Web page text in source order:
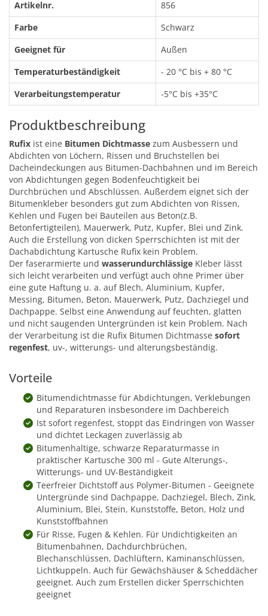
Artikelnr.
856
Farbe
Schwarz
Geeignet für
Außen
Temperaturbeständigkeit
- 20 °C bis + 80 °C
Verarbeitungstemperatur
-5°C bis +35°C
Produktbeschreibung
Rufix ist eine Bitumen Dichtmasse zum Ausbessern und
Abdichten von Löchern, Rissen und Bruchstellen bei
Dacheindeckungen aus Bitumen-Dachbahnen und im Bereich
von Abdichtungen gegen Bodenfeuchtigkeit bei
Durchbrüchen und Abschlüssen. Außerdem eignet sich der
Bitumenkleber besonders gut zum Abdichten von Rissen,
Kehlen und Fugen bei Bauteilen aus Beton(z.B.
Betonfertigteilen), Mauerwerk, Putz, Kupfer, Blei und Zink.
Auch die Erstellung von dicken Sperrschichten ist mit der
Dachabdichtung Kartusche Rufix kein Problem.
Der faserarmierte und wasserundurchlässige Kleber lässt
sich leicht verarbeiten und verfügt auch ohne Primer über
eine gute Haftung u. a. auf Blech, Aluminium, Kupfer,
Messing, Bitumen, Beton, Mauerwerk, Putz, Dachziegel und
Dachpappe. Selbst eine Anwendung auf feuchten, glatten
und nicht saugenden Untergründen ist kein Problem. Nach
der Verarbeitung ist die Rufix Bitumen Dichtmasse sofort
regenfest, uv-, witterungs- und alterungsbeständig.
Vorteile
Bitumendichtmasse für Abdichtungen, Verklebungen
und Reparaturen insbesondere im Dachbereich
Ist sofort regenfest, stoppt das Eindringen von Wasser
und dichtet Leckagen zuverlässig ab
Bitumenhaltige, schwarze Reparaturmasse in
praktischer Kartusche 300 ml - Gute Alterungs-,
Witterungs- und UV-Beständigkeit
Teerfreier Dichtstoff aus Polymer-Bitumen - Geeignete
Untergründe sind Dachpappe, Dachziegel, Blech, Zink,
Aluminium, Blei, Stein, Kunststoffe, Beton, Holz und
Kunststoffbahnen
Für Risse, Fugen & Kehlen. Für Undichtigkeiten an
Bitumenbahnen, Dachdurchbrüchen,
Blechanschlüssen, Dachlüftern, Kaminanschlüssen,
Lichtkuppeln. Auch für Gewächshäuser & Scheddächer
geeignet. Auch zum Erstellen dicker Sperrschichten
geeignet